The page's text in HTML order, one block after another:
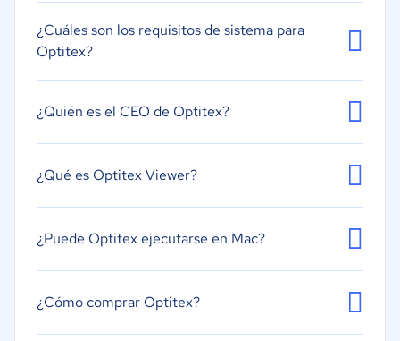
¿Cuáles son los requisitos de sistema para
Optitex?
¿Quién es el CEO de Optitex?
¿Qué es Optitex Viewer?
¿Puede Optitex ejecutarse en Mac?
¿Cómo comprar Optitex?